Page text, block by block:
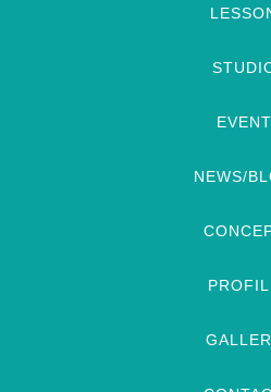
EVENT
NEWS/